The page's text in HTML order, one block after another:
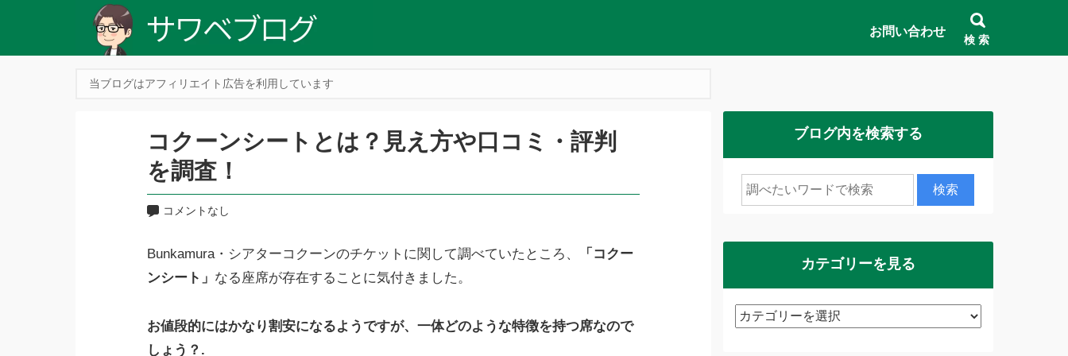
お問い合わせ
検 索
当ブログはアフィリエイト広告を利用しています
コクーンシートとは？見え方や口コミ・評判
を調査！
コメントなし
Bunkamura・シアターコクーンのチケットに関して調べていたところ、
「コクー
ンシート」 なる座席が存在することに気付きました。
お値段的にはかなり割安になるようですが、一体どのような特徴を持つ席なので
しょう？.
ブログ内を検索する
カテゴリーを見る
カ